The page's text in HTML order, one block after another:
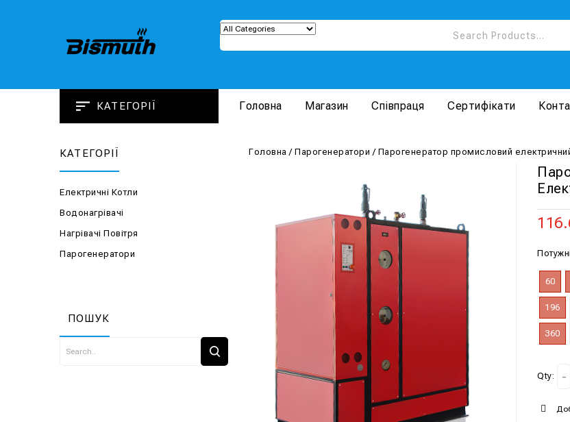
КАТЕГОРІЇ Головна Магазин Співпраця Сертифікати
КАТЕГОРІЇ
Електричні Котли
Водонагрівачі
Нагрівачі Повітря
Парогенератори
ПОШУК
Головна / Парогенератори / Парогенератор промисловий
60
196
360
Qty: